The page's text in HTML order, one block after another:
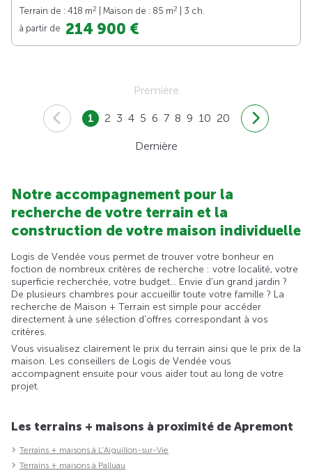
Terrain de : 418 m2 | Maison de : 85 m2
| 3 ch.
à partir de 214 900 €
Première
1 2 3 4 5 6 7 8 9 10 20
Dernière
Notre accompagnement pour la
recherche de votre terrain et la
construction de votre maison individuelle
Logis de Vendée vous permet de trouver votre bonheur en
foction de nombreux critères de recherche : votre localité, votre
superficie recherchée, votre budget... Envie d'un grand jardin ?
De plusieurs chambres pour accueillir toute votre famille ? La
recherche de Maison + Terrain est simple pour accéder
directement à une sélection d'offres correspondant à vos
critères.
Vous visualisez clairement le prix du terrain ainsi que le prix de la
maison. Les conseillers de Logis de Vendée vous
accompagnent ensuite pour vous aider tout au long de votre
projet.
Les terrains + maisons à proximité de Apremont
Terrains + maisons à L'Aiguillon-sur-Vie
Terrains + maisons à Palluau